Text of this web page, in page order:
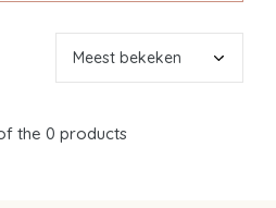
the 0 products